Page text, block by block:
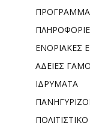
ΕΝΟΡΙΑΚΕΣ
ΑΔΕΙΕΣ
ΙΔΡΥΜΑΤΑ